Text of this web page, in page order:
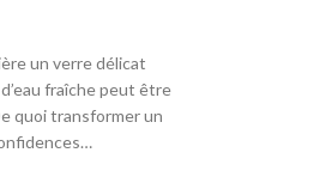
un verre délicat
fraîche peut être
quoi transformer un